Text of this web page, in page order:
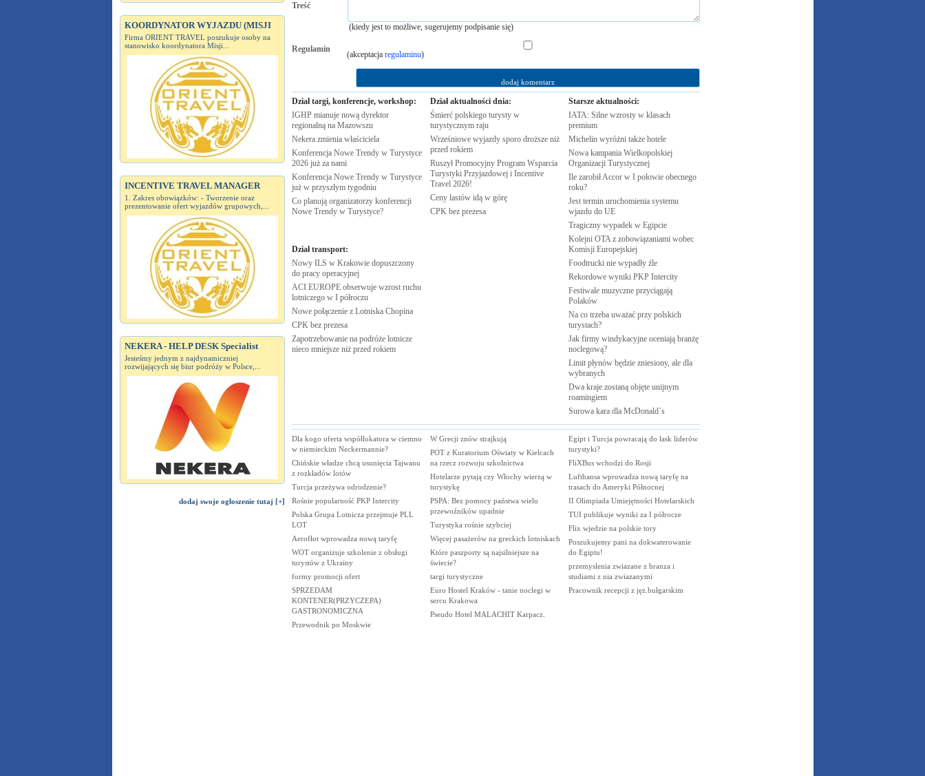
KOORDYNATOR WYJAZDU (MISJI
Firma ORIENT TRAVEL poszukuje osoby na
stanowisko koordynatora Misji...
INCENTIVE TRAVEL MANAGER
1. Zakres obowiązków: - Tworzenie oraz
prezentowanie ofert wyjazdów grupowych,...
NEKERA - HELP DESK Specialist
Jesteśmy jednym z najdynamiczniej
rozwijających się biur podróży w Polsce,...
dodaj swoje ogłoszenie tutaj [+]
Treść
(kiedy jest to możliwe, sugerujemy podpisanie się)
Regulamin
(akceptacja regulaminu)
Dział targi, konferencje, workshop:
IGHP mianuje nową dyrektor
regionalną na Mazowszu
Nekera zmienia właściciela
Konferencja Nowe Trendy w Turystyce
2026 już za nami
Konferencja Nowe Trendy w Turystyce
już w przyszłym tygodniu
Co planują organizatorzy konferencji
Nowe Trendy w Turystyce?
Dział transport:
Nowy ILS w Krakowie dopuszczony
do pracy operacyjnej
ACI EUROPE obserwuje wzrost ruchu
lotniczego w I półroczu
Nowe połączenie z Lotniska Chopina
CPK bez prezesa
Zapotrzebowanie na podróże lotnicze
nieco mniejsze niż przed rokiem
Dział aktualności dnia:
Śmierć polskiego turysty w
turystycznym raju
Wrześniowe wyjazdy sporo droższe niż
przed rokiem
Ruszył Promocyjny Program Wsparcia
Turystyki Przyjazdowej i Incentive
Travel 2026!
Ceny lastów idą w górę
CPK bez prezesa
Starsze aktualności:
IATA: Silne wzrosty w klasach
premium
Michelin wyróżni także hotele
Nowa kampania Wielkopolskiej
Organizacji Turystycznej
Ile zarobił Accor w I połowie obecnego
roku?
Jest termin uruchomienia systemu
wjazdu do UE
Tragiczny wypadek w Egipcie
Kolejni OTA z zobowiązaniami wobec
Komisji Europejskiej
Foodtrucki nie wypadły źle
Rekordowe wyniki PKP Intercity
Festiwale muzyczne przyciągają
Polaków
Na co trzeba uważać przy polskich
turystach?
Jak firmy windykacyjne oceniają branżę
noclegową?
Limit płynów będzie zniesiony, ale dla
wybranych
Dwa kraje zostaną objęte unijnym
roamingiem
Surowa kara dla McDonald`s
Dla kogo oferta współlokatora w ciemno
w niemieckim Neckermannie?
Chińskie władze chcą usunięcia Tajwanu
z rozkładów lotów
Turcja przeżywa odrodzenie?
Rośnie popularność PKP Intercity
Polska Grupa Lotnicza przejmuje PLL
LOT
Aerofłot wprowadza nową taryfę
WOT organizuje szkolenie z obsługi
turystów z Ukrainy
formy promocji ofert
SPRZEDAM
KONTENER(PRZYCZEPA)
GASTRONOMICZNA
Przewodnik po Moskwie
W Grecji znów strajkują
POT z Kuratorium Oświaty w Kielcach
na rzecz rozwoju szkolnictwa
Hotelarze pytają czy Włochy wierzą w
turystykę
PSPA: Bez pomocy państwa wielu
przewoźników upadnie
Turystyka rośnie szybciej
Więcej pasażerów na greckich lotniskach
Które paszporty są najsilniejsze na
świecie?
targi turystyczne
Euro Hostel Kraków - tanie noclegi w
sercu Krakowa
Pseudo Hotel MALACHIT Karpacz.
Egipt i Turcja powracają do łask liderów
turystyki?
FliXBus wchodzi do Rosji
Lufthansa wprowadza nową taryfę na
trasach do Ameryki Północnej
II Olimpiada Umiejętności Hotelarskich
TUI publikuje wyniki za I półrocze
Flix wjedzie na polskie tory
Poszukujemy pani na dokwaterowanie
do Egiptu!
przemyslenia zwiazane z branza i
studiami z nia zwiazanymi
Pracownik recepcji z jęz.bułgarskim